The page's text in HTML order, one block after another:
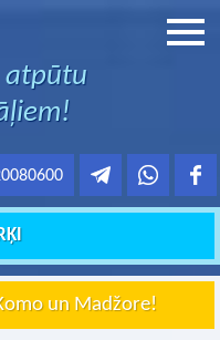
atpūtu
un Madžore!